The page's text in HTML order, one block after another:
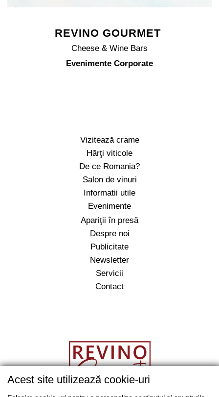
REVINO GOURMET
Cheese & Wine Bars
Evenimente Corporate
Vizitează crame
Hărţi viticole
De ce Romania?
Salon de vinuri
Informatii utile
Evenimente
Apariţii în presă
Despre noi
Publicitate
Newsletter
Servicii
Contact
Acest site utilizează cookie-uri